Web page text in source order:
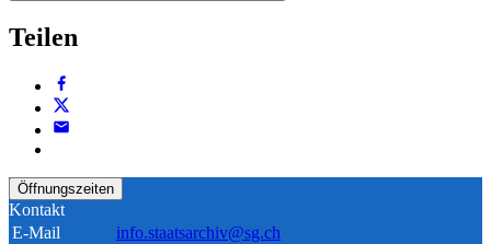
Teilen
Öffnungszeiten
Kontakt
E-Mail
info.staatsarchiv@sg.ch